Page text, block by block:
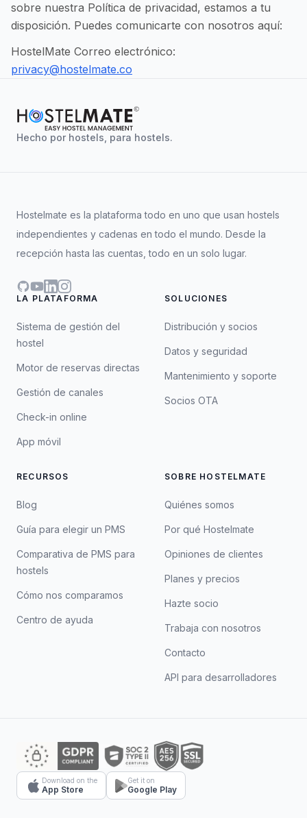
sobre nuestra Política de privacidad, estamos a tu
disposición. Puedes comunicarte con nosotros aquí:
HostelMate Correo electrónico:
privacy@hostelmate.co
Hecho por hostels, para hostels.
Hostelmate es la plataforma todo en uno que usan hostels
independientes y cadenas en todo el mundo. Desde la
recepción hasta las cuentas, todo en un solo lugar.
GitHub
YouTube
LinkedIn
Instagram
LA PLATAFORMA
Sistema de gestión del
hostel
Motor de reservas directas
Gestión de canales
Check-in online
App móvil
SOLUCIONES
Distribución y socios
Datos y seguridad
Mantenimiento y soporte
Socios OTA
RECURSOS
Blog
Guía para elegir un PMS
Comparativa de PMS para
hostels
Cómo nos comparamos
Centro de ayuda
SOBRE HOSTELMATE
Quiénes somos
Por qué Hostelmate
Opiniones de clientes
Planes y precios
Hazte socio
Trabaja con nosotros
Contacto
API para desarrolladores
Download on the
App Store
Get it on
Google Play